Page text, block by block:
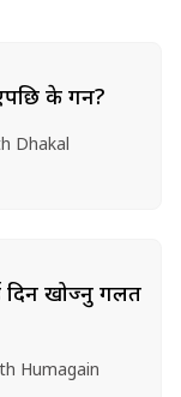
के गर्ने?
Dhakal
दिन खोज्नु गलत
Humagain